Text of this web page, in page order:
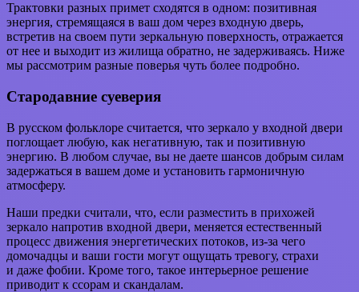
Трактовки разных примет сходятся в одном: позитивная
энергия, стремящаяся в ваш дом через входную дверь,
встретив на своем пути зеркальную поверхность, отражается
от нее и выходит из жилища обратно, не задерживаясь. Ниже
мы рассмотрим разные поверья чуть более подробно.
Стародавние суеверия
В русском фольклоре считается, что зеркало у входной двери
поглощает любую, как негативную, так и позитивную
энергию. В любом случае, вы не даете шансов добрым силам
задержаться в вашем доме и установить гармоничную
атмосферу.
Наши предки считали, что, если разместить в прихожей
зеркало напротив входной двери, меняется естественный
процесс движения энергетических потоков, из-за чего
домочадцы и ваши гости могут ощущать тревогу, страхи
и даже фобии. Кроме того, такое интерьерное решение
приводит к ссорам и скандалам.